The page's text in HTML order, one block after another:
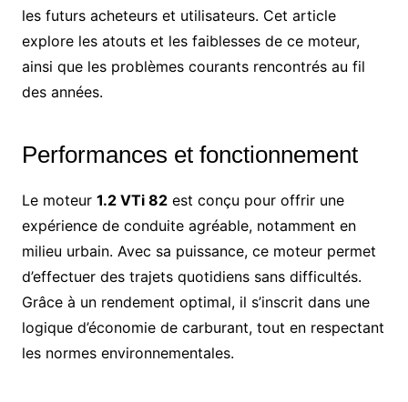
les futurs acheteurs et utilisateurs. Cet article
explore les atouts et les faiblesses de ce moteur,
ainsi que les problèmes courants rencontrés au fil
des années.
Performances et fonctionnement
Le moteur 1.2 VTi 82est conçu pour offrir une
expérience de conduite agréable, notamment en
milieu urbain. Avec sa puissance, ce moteur permet
d’effectuer des trajets quotidiens sans difficultés.
Grâce à un rendement optimal, il s’inscrit dans une
logique d’économie de carburant, tout en respectant
les normes environnementales.